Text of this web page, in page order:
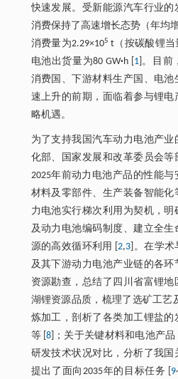
快速发展。受新能源汽车行业
消费保持了高速增长态势（年均
消费量为2.29×105 t（按碳酸锂当
电池出货量为80 GW·h [ 1]。目前
消费国、下游材料生产国、电池
速上升的前期，面临着参与锂
略机遇。
为了支持我国汽车动力电池产
化部、国家发展和改革委员会等
2025年前动力电池产品的性能
材料及零部件、生产装备智能化
力电池实行梯次利用为契机，
及动力电池编码制度、建立全生
源的高效循环利用 [2,3 ]。在学
及其下游动力电池产业链的各
资源勘查，总结了四川省富锂
湖锂资源品质，梳理了选矿工艺
炼加工，剖析了各类加工锂盐
等 [8 ]；关于关键材料和电池产
研发技术状况对比，分析了我
提出了面向2035年的目标任务 [ 9